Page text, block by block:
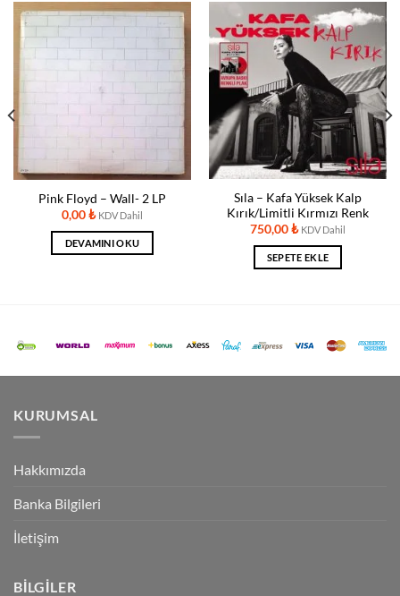
Pink Floyd – Wall- 2 LP
0,00₺ KDV Dahil
DEVAMINI OKU
Sıla – Kafa Yüksek Kalp
Kırık/Limitli Kırmızı Renk
750,00₺ KDV Dahil
SEPETE EKLE
KURUMSAL
Hakkımızda
Banka Bilgileri
İletişim
BILGILER